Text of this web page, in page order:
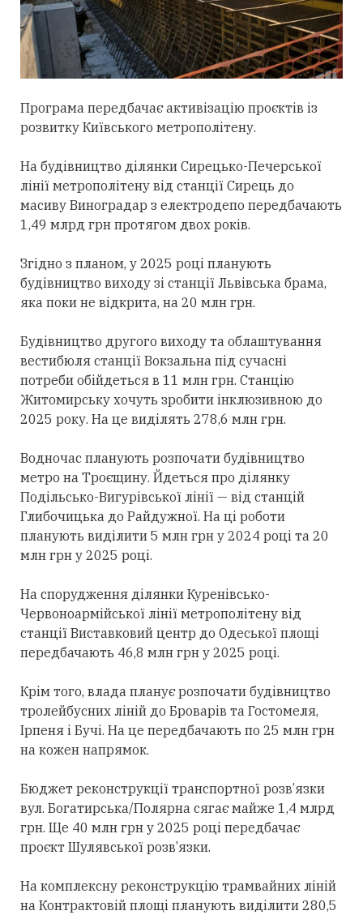
Програма передбачає активізацію проєктів із
розвитку Київського метрополітену.
На будівництво ділянки Сирецько-Печерської
лінії метрополітену від станції Сирець до
масиву Виноградар з електродепо передбачають
1,49 млрд грн протягом двох років.
Згідно з планом, у 2025 році планують
будівництво виходу зі станції Львівська брама,
яка поки не відкрита, на 20 млн грн.
Будівництво другого виходу та облаштування
вестибюля станції Вокзальна під сучасні
потреби обійдеться в 11 млн грн. Станцію
Житомирську хочуть зробити інклюзивною до
2025 року. На це виділять 278,6 млн грн.
Водночас планують розпочати будівництво
метро на Троєщину. Йдеться про ділянку
Подільсько-Вигурівської лінії — від станцій
Глибочицька до Райдужної. На ці роботи
планують виділити 5 млн грн у 2024 році та 20
млн грн у 2025 році.
На спорудження ділянки Куренівсько-
Червоноармійської лінії метрополітену від
станції Виставковий центр до Одеської площі
передбачають 46,8 млн грн у 2025 році.
Крім того, влада планує розпочати будівництво
тролейбусних ліній до Броварів та Гостомеля,
Ірпеня і Бучі. На це передбачають по 25 млн грн
на кожен напрямок.
Бюджет реконструкції транспортної розв’язки
вул. Богатирська/Полярна сягає майже 1,4 млрд
грн. Ще 40 млн грн у 2025 році передбачає
проєкт Шулявської розв’язки.
На комплексну реконструкцію трамвайних ліній
на Контрактовій площі планують виділити 280,5